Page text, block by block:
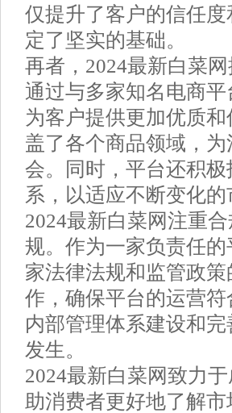
仅提升了客户的信任
定了坚实的基础。
再者，2024最新白菜
通过与多家知名电商
为客户提供更加优质
盖了各个商品领域，
会。同时，平台还积
系，以适应不断变化的
2024最新白菜网注重
规。作为一家负责任
家法律法规和监管政
作，确保平台的运营
内部管理体系建设和
发生。
2024最新白菜网致力
助消费者更好地了解